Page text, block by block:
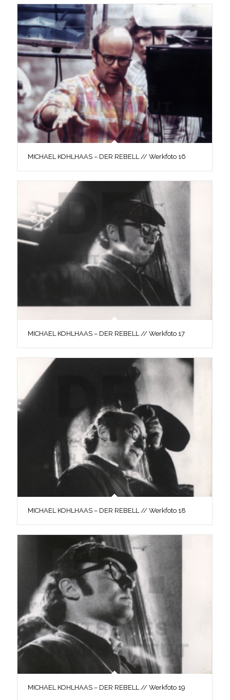
MICHAEL KOHLHAAS – DER REBELL // Werkfoto 16
MICHAEL KOHLHAAS – DER REBELL // Werkfoto 17
MICHAEL KOHLHAAS – DER REBELL // Werkfoto 18
MICHAEL KOHLHAAS – DER REBELL // Werkfoto 19